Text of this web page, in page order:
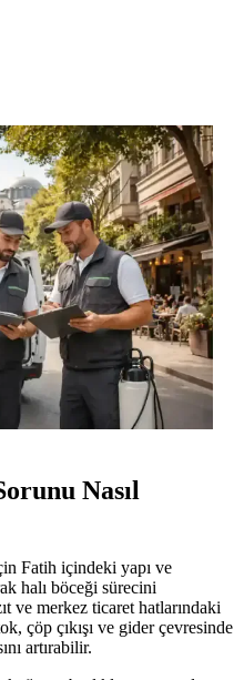
Nasıl
Fatih içindeki yapı ve
halı böceği sürecini
ve merkez ticaret hatlarındaki
çöp çıkışı ve gider çevresinde
artırabilir.